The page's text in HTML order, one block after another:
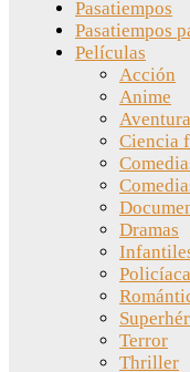
Pasatiempos
Pasatiempos
Películas
Acción
Anime
Ciencia
Dramas
Terror
Thriller